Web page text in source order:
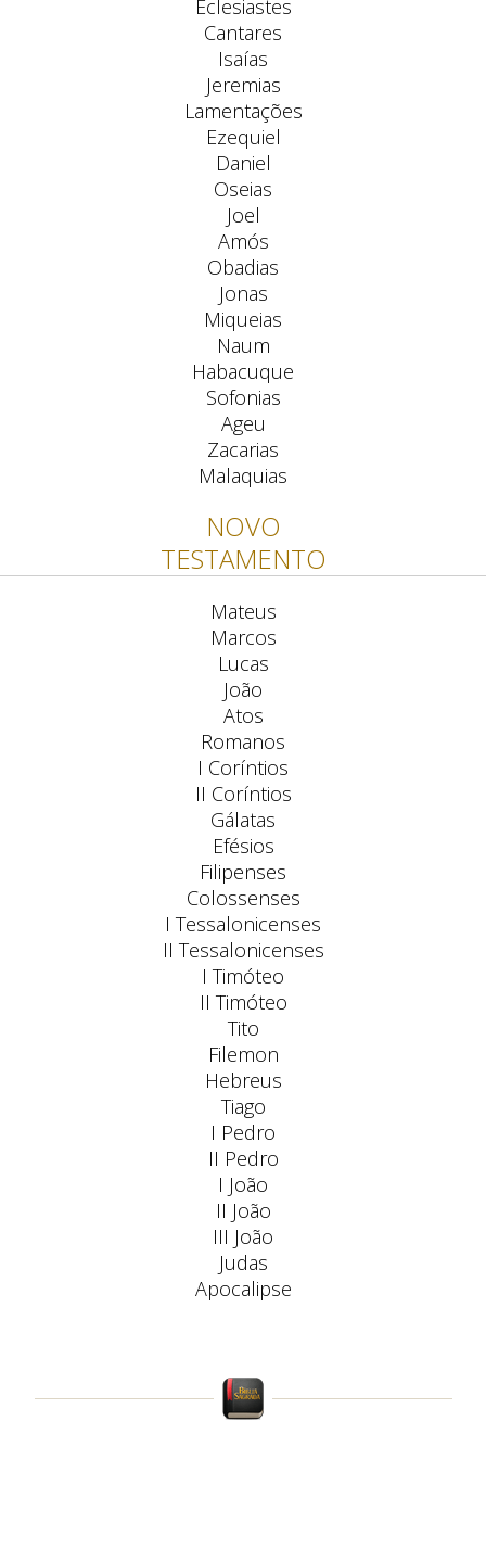
Eclesiastes
Cantares
Isaías
Jeremias
Lamentações
Ezequiel
Daniel
Oseias
Joel
Amós
Obadias
Jonas
Miqueias
Naum
Habacuque
Sofonias
Ageu
Zacarias
Malaquias
NOVO
TESTAMENTO
Mateus
Marcos
Lucas
João
Atos
Romanos
I Coríntios
II Coríntios
Gálatas
Efésios
Filipenses
Colossenses
I Tessalonicenses
II Tessalonicenses
I Timóteo
II Timóteo
Tito
Filemon
Hebreus
Tiago
I Pedro
II Pedro
I João
II João
III João
Judas
Apocalipse